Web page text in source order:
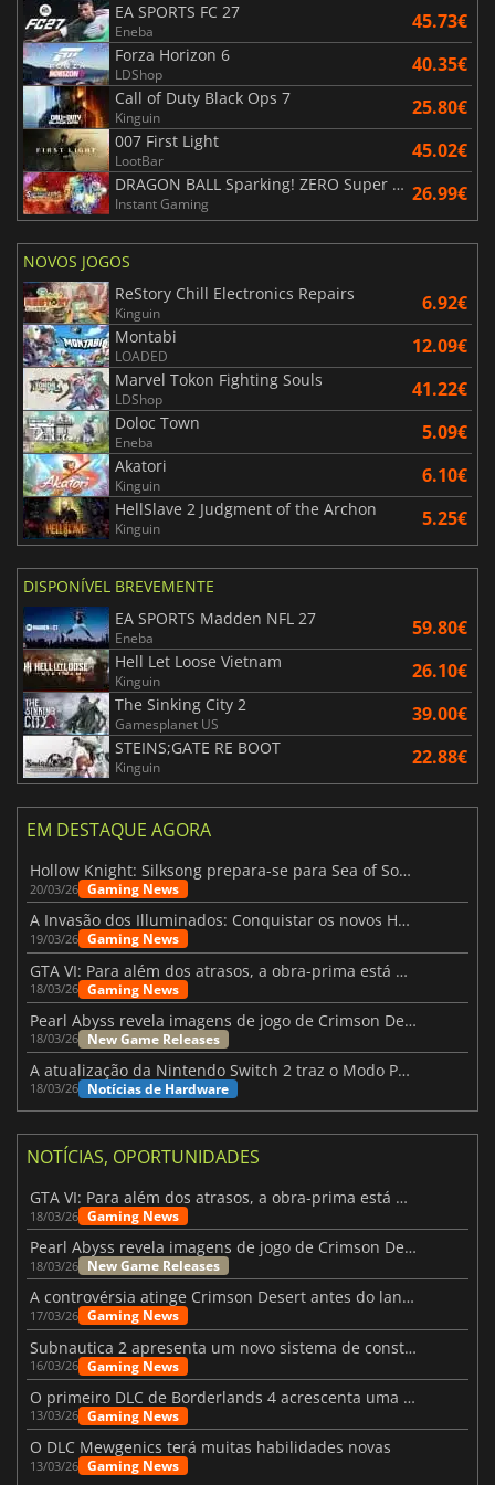
EA SPORTS FC 27
Eneba 45.73€
Forza Horizon 6
LDShop 40.35€
Call of Duty Black Ops 7
Kinguin 25.80€
007 First Light
LootBar 45.02€
DRAGON BALL Sparking! ZERO Super Limit Breaking NEO
Instant Gaming 26.99€
NOVOS JOGOS
ReStory Chill Electronics Repairs
Kinguin 6.92€
Montabi
LOADED 12.09€
Marvel Tokon Fighting Souls
LDShop 41.22€
Doloc Town
Eneba 5.09€
Akatori
Kinguin 6.10€
HellSlave 2 Judgment of the Archon
Kinguin 5.25€
DISPONÍVEL BREVEMENTE
EA SPORTS Madden NFL 27
Eneba 59.80€
Hell Let Loose Vietnam
Kinguin 26.10€
The Sinking City 2
Gamesplanet US 39.00€
STEINS;GATE RE BOOT
Kinguin 22.88€
EM DESTAQUE AGORA
Hollow Knight: Silksong prepara-se para Sea of Sorrow com um patch
20/03/26 Gaming News
A Invasão dos Illuminados: Conquistar os novos Helldivers 2 Atualização!
19/03/26 Gaming News
GTA VI: Para além dos atrasos, a obra-prima está quase a chegar
18/03/26 Gaming News
Pearl Abyss revela imagens de jogo de Crimson Desert para a PS5
18/03/26 New Game Releases
A atualização da Nintendo Switch 2 traz o Modo Portátil aos jogos mais antigos da Switch
18/03/26 Notícias de Hardware
NOTÍCIAS, OPORTUNIDADES
GTA VI: Para além dos atrasos, a obra-prima está quase a chegar
18/03/26 Gaming News
Pearl Abyss revela imagens de jogo de Crimson Desert para a PS5
18/03/26 New Game Releases
A controvérsia atinge Crimson Desert antes do lançamento
17/03/26 Gaming News
Subnautica 2 apresenta um novo sistema de construção de bases
16/03/26 Gaming News
O primeiro DLC de Borderlands 4 acrescenta uma nova personagem e muito mais
13/03/26 Gaming News
O DLC Mewgenics terá muitas habilidades novas
13/03/26 Gaming News